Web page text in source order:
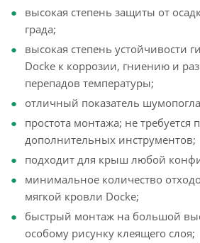
высокая степень защиты от
града;
высокая степень устойчивости
Docke к коррозии, гниению и
перепадов температуры;
отличный показатель
простота монтажа; не требуется
дополнительных инструментов;
подходит для крыш любой
минимальное количество
мягкой кровли Docke;
быстрый монтаж на большой
особому рисунку клеящего слоя;